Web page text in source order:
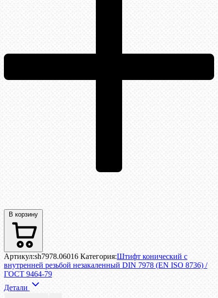
В корзину
Артикул:sh7978.06016 Категория:Штифт конический с
внутренней резьбой незакаленный DIN 7978 (EN ISO 8736) /
ГОСТ 9464-79
Детали